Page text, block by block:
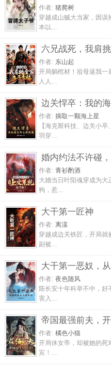
作者: 猪爬树
穿越成山贼大当家，因误
本以...
六兄战死，我肩
作者: 东山起
开局躺棺材！祖母逼我一
人人...
边关悍卒：我的
作者: 摘取一颗海上星
【海克斯科技、边关小
羽穿...
婚内约法不许碰
作者: 青衫酌酒
大婚当日叶阳魂穿成为大
狗，惹...
大干第一匠神
作者: 离漾
穿越成边关铁匠，开局
副被...
大干第一恶奴，
作者: 夜色随风
陈长安十年科举不中，好
害入...
帝国最强前夫，
作者: 橘色小猫
开局休女帝，却被她的死
宾！...